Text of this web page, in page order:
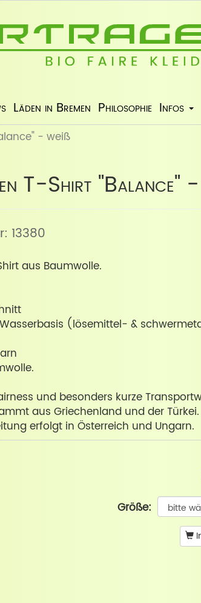
Läden in Bremen Philosophie Infos
- weiß
T-Shirt "Balance"
13380
aus Baumwolle.
(lösemittel- &
und besonders kurze
aus Griechenland und der Türkei.
erfolgt in Österreich und Ungarn.
Größe: